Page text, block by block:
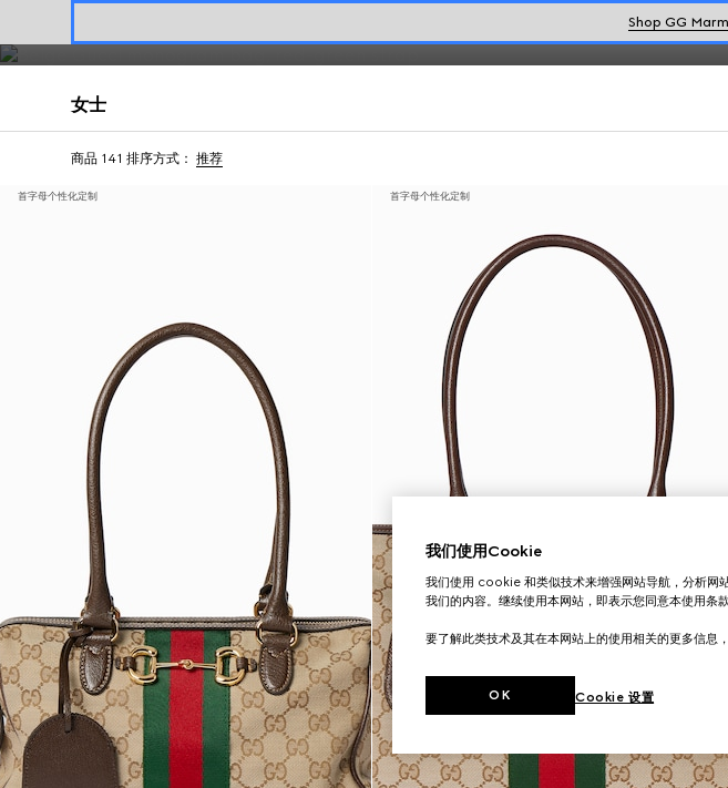
Shop GG
女士
商品 141 排序方式： 推荐
首字母个性化定制 首字母个性化定制
我们使用Cookie
我们使用 cookie 和类似技术来增强网站导航，分析网
我们的内容。继续使用本网站，即表示您同意本使用条款
要了解此类技术及其在本网站上的使用相关的更多信息
Cookie 设置
OK